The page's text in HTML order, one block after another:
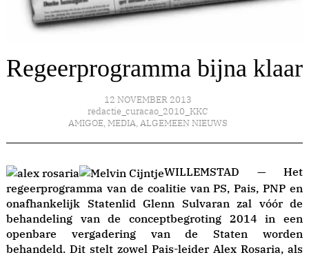
Regeerprogramma bijna klaar
12 NOVEMBER 2013
redactie_curacao_2010_KKC
AMIGOE, MEDIA, ALGEMEEN NIEUWS
WILLEMSTAD — Het
regeerprogramma van de coalitie van PS, Pais, PNP en
onafhankelijk Statenlid Glenn Sulvaran zal vóór de
behandeling van de conceptbegroting 2014 in een
openbare vergadering van de Staten worden
behandeld. Dit stelt zowel Pais-leider Alex Rosaria, als